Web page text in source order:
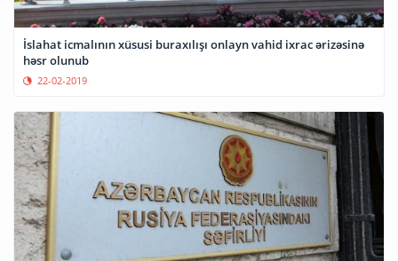
İslahat icmalının xüsusi buraxılışı onlayn vahid ixrac ərizəsinə
həsr olunub
22-02-2019